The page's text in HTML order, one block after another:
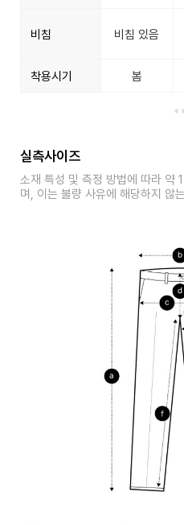
비침 비침 있음
착용시기 봄
실측사이즈
소재 특성 및 측정 방법에 따라 약
며, 이는 불량 사유에 해당하지 않